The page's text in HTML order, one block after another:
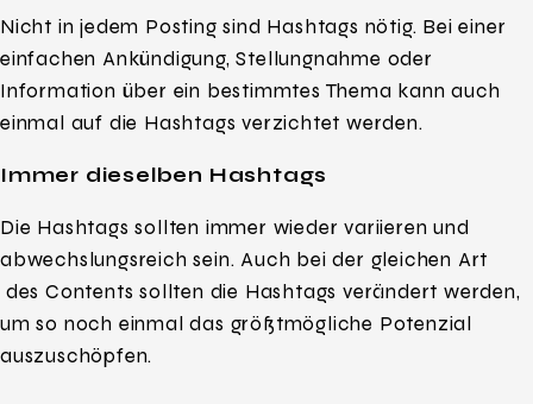
Nicht in jedem Posting sind Hashtags nötig. Bei einer
einfachen Ankündigung, Stellungnahme oder
Information über ein bestimmtes Thema kann auch
einmal auf die Hashtags verzichtet werden.
Immer dieselben Hashtags
Die Hashtags sollten immer wieder variieren und
abwechslungsreich sein. Auch bei der gleichen Art
des Contents sollten die Hashtags verändert werden,
um so noch einmal das größtmögliche Potenzial
auszuschöpfen.